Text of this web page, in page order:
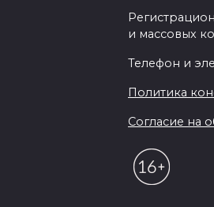
и массовых
Телефон и
Политика
Согласие на